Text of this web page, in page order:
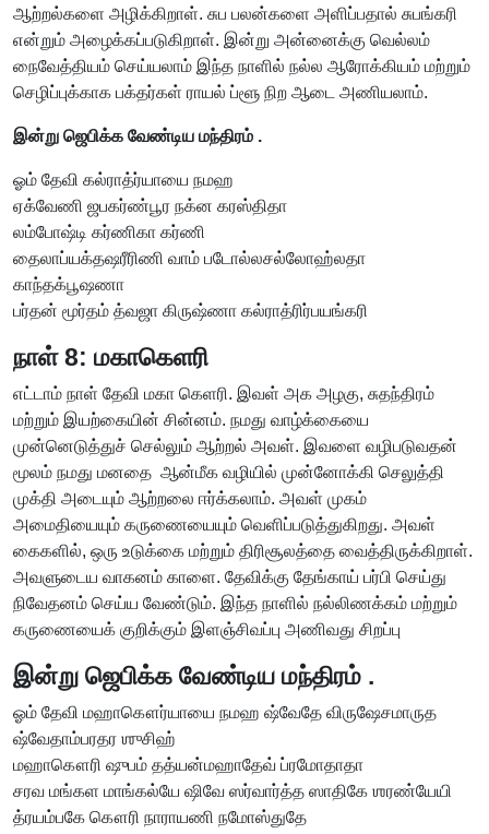
ஆற்றல்களை அழிக்கிறாள். சுப பலன்களை அளிப்பதால் சுபங்கரி
என்றும் அழைக்கப்படுகிறாள். இன்று அன்னைக்கு வெல்லம்
நைவேத்தியம் செய்யலாம் இந்த நாளில் நல்ல ஆரோக்கியம் மற்றும்
செழிப்புக்காக பக்தர்கள் ராயல் ப்ளூ நிற ஆடை அணியலாம்.
இன்று ஜெபிக்க வேண்டிய மந்திரம் .
ஓம் தேவி கல்ராத்ர்யாயை நமஹ
ஏக்வேணி ஜபகர்ண்பூர நக்ன கரஸ்திதா
லம்போஷ்டி கர்ணிகா கர்ணி
தைலாப்யக்தஷரீரிணி வாம் படோல்லசல்லோஹ்லதா
காந்தக்பூஷணா
பர்தன் மூர்தம் த்வஜா கிருஷ்ணா கல்ராத்ரிர்பயங்கரி
நாள் 8: மகாகெளரி
எட்டாம் நாள் தேவி மகா கெளரி. இவள் அக அழகு, சுதந்திரம்
மற்றும் இயற்கையின் சின்னம். நமது வாழ்க்கையை
முன்னெடுத்துச் செல்லும் ஆற்றல் அவள். இவளை வழிபடுவதன்
மூலம் நமது மனதை ஆன்மீக வழியில் முன்னோக்கி செலுத்தி
முக்தி அடையும் ஆற்றலை ஈர்க்கலாம். அவள் முகம்
அமைதியையும் கருணையையும் வெளிப்படுத்துகிறது. அவள்
கைகளில், ஒரு உடுக்கை மற்றும் திரிசூலத்தை வைத்திருக்கிறாள்.
அவளுடைய வாகனம் காளை. தேவிக்கு தேங்காய் பர்பி செய்து
நிவேதனம் செய்ய வேண்டும். இந்த நாளில் நல்லிணக்கம் மற்றும்
கருணையைக் குறிக்கும் இளஞ்சிவப்பு அணிவது சிறப்பு
இன்று ஜெபிக்க வேண்டிய மந்திரம் .
ஓம் தேவி மஹாகௌர்யாயை நமஹ ஷ்வேதே விருஷேசமாருத
ஷ்வேதாம்பரதர ஶுசிஹ்
மஹாகௌரி ஷுபம் தத்யன்மஹாதேவ் ப்ரமோதாதா
சரவ மங்கள மாங்கல்யே ஷிவே ஸர்வார்த்த ஸாதிகே ஶரண்யேயி
த்ரயம்பகே கௌரி நாராயணி நமோஸ்துதே